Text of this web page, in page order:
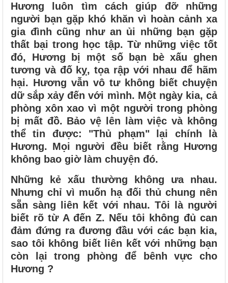
Hương luôn tìm cách giúp đỡ những
người bạn gặp khó khăn vì hoàn cảnh xa
gia đình cũng như an ủi những bạn gặp
thất bại trong học tập. Từ những việc tốt
đó, Hương bị một số bạn bè xấu ghen
tương và đố kỵ, tọa rập với nhau để hãm
hại. Hương vẫn vô tư không biết chuyện
dữ sắp xảy đến với mình. Một ngày kia, cả
phòng xôn xao vì một người trong phòng
bị mất đồ. Bảo vệ lên làm việc và không
thể tin được: "Thủ phạm" lại chính là
Hương. Mọi người đều biết rằng Hương
không bao giờ làm chuyện đó.
Những kẻ xấu thường không ưa nhau.
Nhưng chỉ vì muốn hạ đối thủ chung nên
sẵn sàng liên kết với nhau. Tôi là người
biết rõ từ A đến Z. Nếu tôi không đủ can
đảm đứng ra đương đầu với các bạn kia,
sao tôi không biết liên kết với những bạn
còn lại trong phòng để bênh vực cho
Hương ?